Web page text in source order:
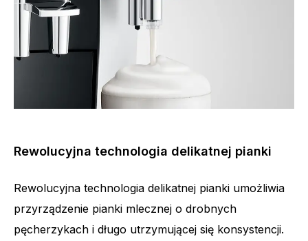
Rewolucyjna technologia delikatnej pianki
Rewolucyjna technologia delikatnej pianki umożliwia
przyrządzenie pianki mlecznej o drobnych
pęcherzykach i długo utrzymującej się konsystencji.